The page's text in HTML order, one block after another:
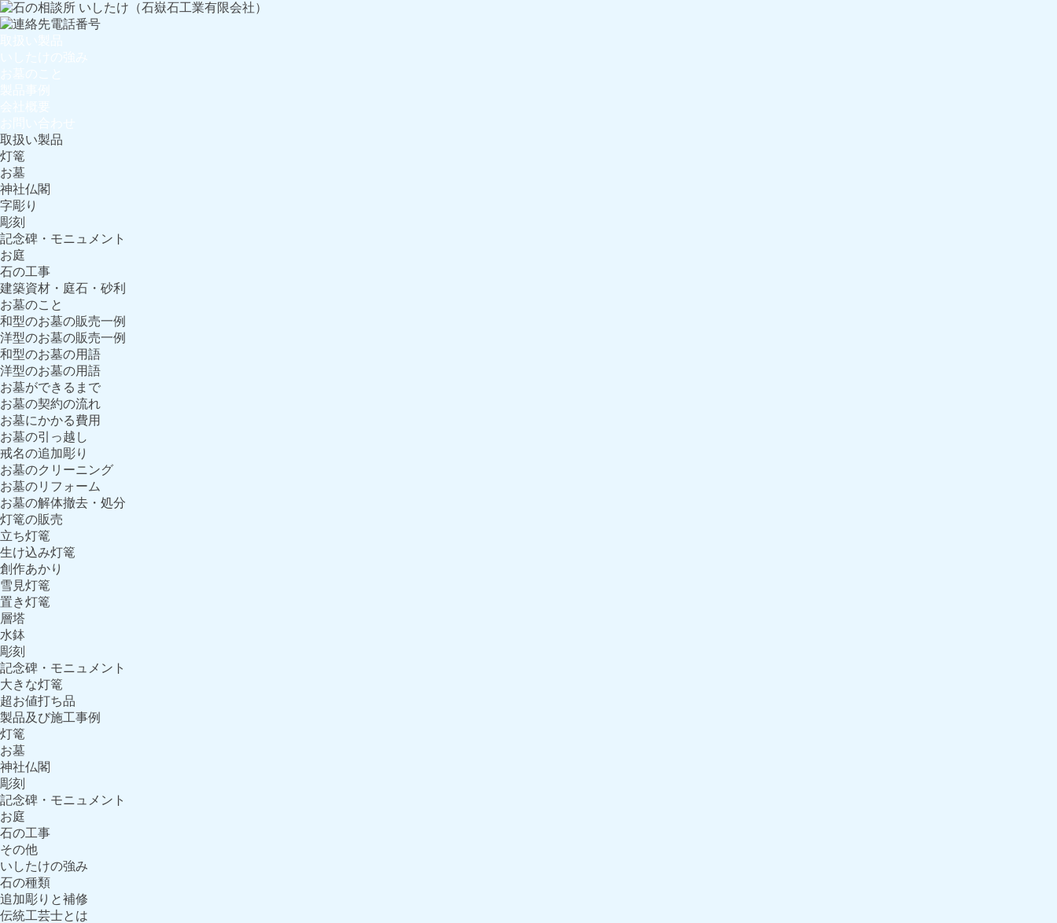
取扱い製品
灯篭
お墓
神社仏閣
字彫り
彫刻
記念碑・モニュメント
お庭
石の工事
建築資材・庭石・砂利
お墓のこと
和型のお墓の販売一例
洋型のお墓の販売一例
和型のお墓の用語
洋型のお墓の用語
お墓ができるまで
お墓の契約の流れ
お墓にかかる費用
お墓の引っ越し
戒名の追加彫り
お墓のクリーニング
お墓のリフォーム
お墓の解体撤去・処分
灯篭の販売
立ち灯篭
生け込み灯篭
創作あかり
雪見灯篭
置き灯篭
層塔
水鉢
彫刻
記念碑・モニュメント
大きな灯篭
超お値打ち品
製品及び施工事例
灯篭
お墓
神社仏閣
彫刻
記念碑・モニュメント
お庭
石の工事
その他
いしたけの強み
石の種類
追加彫りと補修
伝統工芸士とは